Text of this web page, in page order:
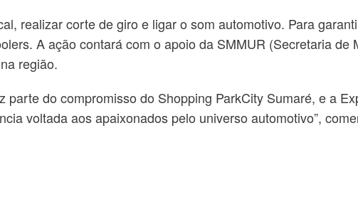
realizar corte de giro e ligar o som automotivo. Para
A ação contará com o apoio da SMMUR (Secretaria de
região.
do compromisso do Shopping ParkCity Sumaré, e a
voltada aos apaixonados pelo universo automotivo”,